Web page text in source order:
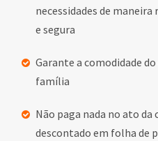
necessidades de maneira
e segura
Garante a comodidade
família
Não paga nada no ato da
descontado em folha de